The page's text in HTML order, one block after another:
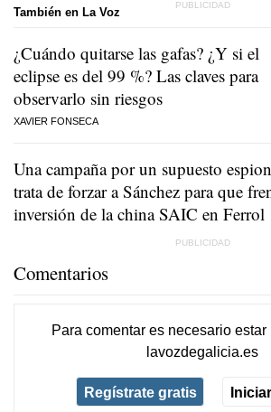
También en La Voz
¿Cuándo quitarse las gafas? ¿Y si el
eclipse es del 99 %? Las claves para
observarlo sin riesgos
XAVIER FONSECA
Una campaña por un supuesto
trata de forzar a Sánchez para que
inversión de la china SAIC en Ferrol
Comentarios
Para comentar es necesario estar
lavozdegalicia.es
Regístrate gratis